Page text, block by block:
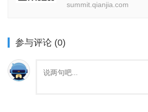
summit.qianjia.com
参与评论 (0)